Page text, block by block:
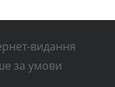
видання
за умови